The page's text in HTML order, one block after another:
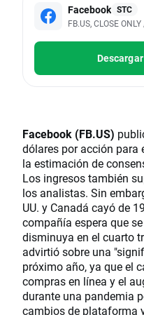
Facebook STC
FB.US, CLOSE
Facebook (FB.US)
dólares por acción para
la estimación de
Los ingresos también
los analistas. Sin
UU. y Canadá cayó de
compañía espera que
disminuya en el cuarto
advirtió sobre una
próximo año, ya que el
compras en línea y el
durante una pandemia
cambios de plataforma